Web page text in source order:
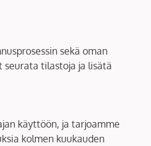
sekä oman
tilastoja ja lisätä
käyttöön, ja tarjoamme
kolmen kuukauden